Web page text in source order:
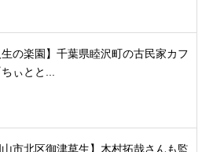
生の楽園】千葉県睦沢町の古民家カフ
ぃとと...
山市北区御津草生】木村拓哉さんも監